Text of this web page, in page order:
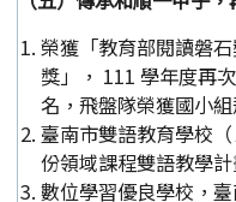
榮獲「教育部閱讀磐
獎」， 111 學年度再
名，飛盤隊榮獲國小
臺南市雙語教育學校
份領域課程雙語教學計
數位學習優良學校，